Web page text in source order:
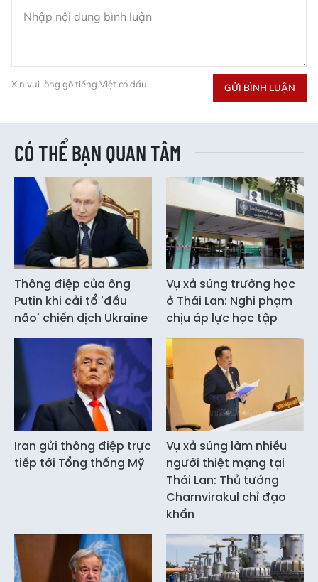
Xin vui lòng gõ tiếng Việt có dấu GỬI BÌNH LUẬN
CÓ THỂ BẠN QUAN TÂM
Thông điệp của ông
Putin khi cải tổ 'đầu
não' chiến dịch Ukraine
Vụ xả súng trường học
ở Thái Lan: Nghi phạm
chịu áp lực học tập
Iran gửi thông điệp trực
tiếp tới Tổng thống Mỹ
Vụ xả súng làm nhiều
người thiệt mạng tại
Thái Lan: Thủ tướng
Charnvirakul chỉ đạo
khẩn